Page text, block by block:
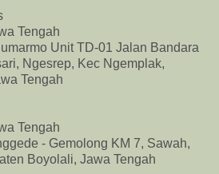
Tengah
Unit TD-01 Jalan Bandara
Ngesrep, Kec Ngemplak,
Tengah
Tengah
- Gemolong KM 7, Sawah,
Boyolali, Jawa Tengah